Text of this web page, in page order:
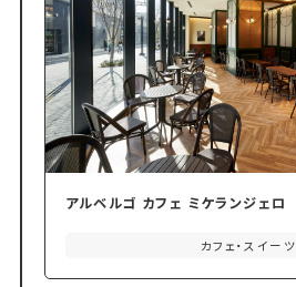
アルベルゴ カフェ ミケランジェロ
カフェ・スイーツ